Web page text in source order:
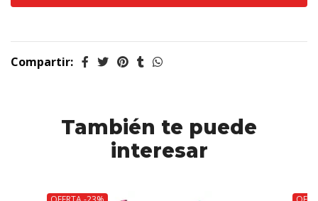
Compartir:
También te puede
interesar